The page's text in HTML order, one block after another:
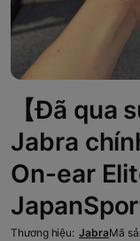
【Đã qua
Jabra
On-ear
Thương hiệu: JabraMã